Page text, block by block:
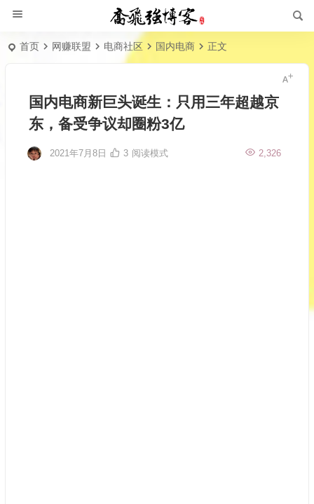
首页 网赚联盟 电商社区 国内电商 正文
国内电商新巨头诞生：只用三年超越京
东，备受争议却圈粉3亿
2021年7月8日 2,326
3 阅读模式